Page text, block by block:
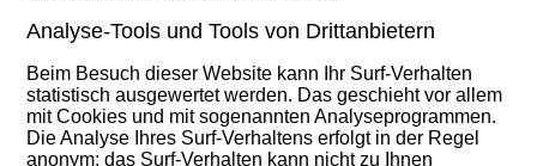
Analyse-Tools und Tools von Drittanbietern
Beim Besuch dieser Website kann Ihr Surf-Verhalten
statistisch ausgewertet werden. Das geschieht vor allem
mit Cookies und mit sogenannten Analyseprogrammen.
Die Analyse Ihres Surf-Verhaltens erfolgt in der Regel
anonym; das Surf-Verhalten kann nicht zu Ihnen